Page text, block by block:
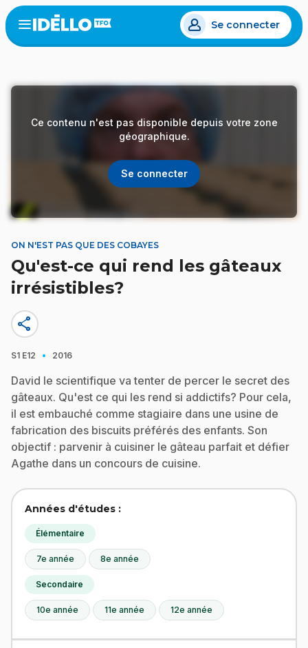
Aller
au
contenu
Open
menu
Se connecter
Ce contenu n'est pas disponible depuis votre zone
géographique.
Se connecter
ON N'EST PAS QUE DES COBAYES
Qu'est-ce qui rend les gâteaux
irrésistibles?
share
S1 E12 · 2016
David le scientifique va tenter de percer le secret des
gâteaux. Qu'est ce qui les rend si addictifs? Pour cela,
il est embauché comme stagiaire dans une usine de
fabrication des biscuits préférés des enfants. Son
objectif : parvenir à cuisiner le gâteau parfait et défier
Agathe dans un concours de cuisine.
Années d'études :
Élémentaire
7e année 8e année
Secondaire
10e année 11e année 12e année